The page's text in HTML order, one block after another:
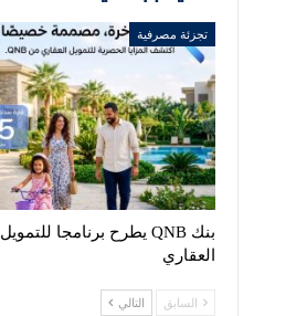
تجزئة مصرفية
بنك QNB يطرح برنامجا للتمويل
العقاري
السابق التالي